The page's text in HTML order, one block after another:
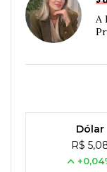
A
Dólar
R$